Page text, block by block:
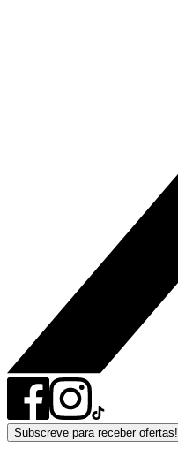
Subscreve para receber ofertas!